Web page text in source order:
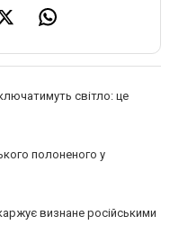
світло: це
полоненого у
визнане російськими